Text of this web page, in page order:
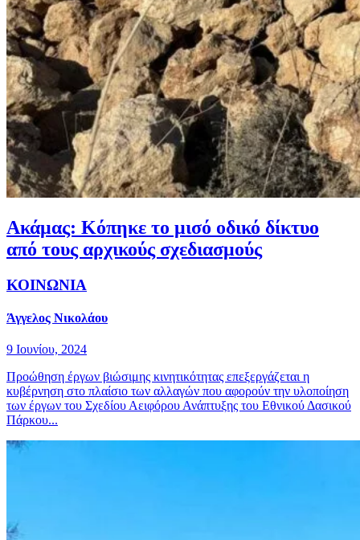
Ακάμας: Κόπηκε το μισό οδικό δίκτυο
από τους αρχικούς σχεδιασμούς
ΚΟΙΝΩΝΙΑ
Άγγελος Νικολάου
9 Ιουνίου, 2024
Προώθηση έργων βιώσιμης κινητικότητας επεξεργάζεται η
κυβέρνηση στο πλαίσιο των αλλαγών που αφορούν την υλοποίηση
των έργων του Σχεδίου Αειφόρου Ανάπτυξης του Εθνικού Δασικού
Πάρκου...